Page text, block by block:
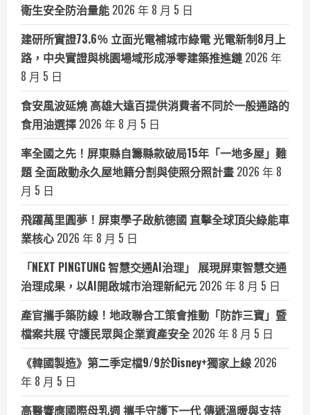
衛生安全防治量能 2026 年 8 月 5 日
建研所實證73.6％ 立面光電補城市綠電 光電新制8月上
路，中央實證與桃園場域形成淨零建築推進鏈 2026 年
8 月 5 日
食安風波延燒 高雄大遠百提供消費者不同於一般通路的
食用油選擇 2026 年 8 月 5 日
率全國之先！屏東縣自籌縣款破局15年「一地多屋」難
題 全面啟動永久屋地籍分割與使照分照計畫 2026 年 8
月 5 日
飛躍萬里圓夢！屏東學子啟航德國 直擊全球頂尖綠能車
業核心 2026 年 8 月 5 日
「NEXT PINGTUNG 智慧交通AI治理」 展現屏東智慧交通
治理成果，以AI開啟城市治理新紀元 2026 年 8 月 5 日
產官攜手築防線！地政聯合工策會推動「防詐三寶」暨
檔案共展 守護民眾與企業資產安全 2026 年 8 月 5 日
《韓國製造》第二季定檔9/9於Disney+獨家上線 2026
年 8 月 5 日
高醫響應國際母乳週 攜手守護下一代 傳遞溫暖與支持